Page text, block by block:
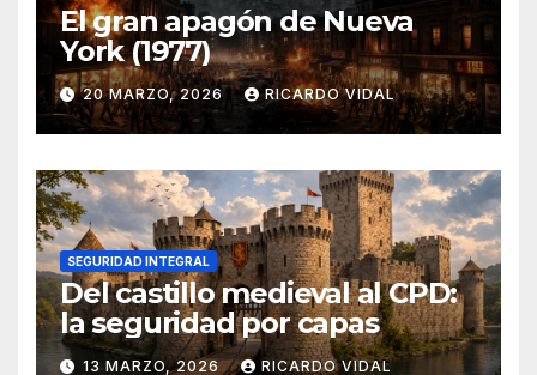
El gran apagón de Nueva
York (1977)
20 MARZO, 2026 RICARDO VIDAL
SEGURIDAD INTEGRAL
Del castillo medieval al CPD:
la seguridad por capas
13 MARZO, 2026 RICARDO VIDAL